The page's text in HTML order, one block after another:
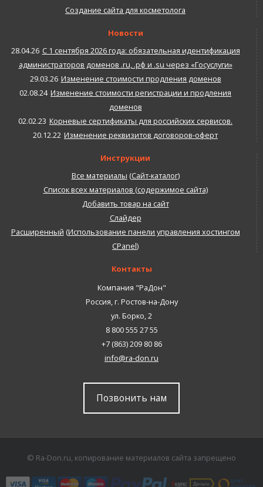
Создание сайта для косметолога
Новости
28.04.26 С 1 сентября 2026 года: обязательная идентификация
администраторов доменов .ru, .рф и .su через «Госуслуги»
29.03.26 Изменение стоимости продления доменов
02.08.24 Изменение стоимости регистрации и продления
доменов
02.02.23 Корневые сертификаты для российских сервисов.
20.12.22 Изменение реквизитов договоров-оферт
Инструкции
Все материалы (Сайт-каталог)
Список всех материалов (содержимое сайта)
Добавить товар на сайт
Слайдер
Расширенный (Использование панели управления хостингом
CPanel)
Контакты
Компания "РаДон"
Россия,г. Ростов-на-Дону
ул. Борко, 2
8 800 555 27 55
+7 (863) 209 80 86
info@ra-don.ru
Позвонить нам
© Ra-Don.ru, копирование материалов сайта запрещено